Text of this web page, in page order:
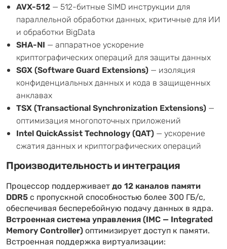
AVX-512 — 512-битные SIMD инструкции для
параллельной обработки данных, критичные для ИИ
и обработки BigData
SHA-NI — аппаратное ускорение
криптографических операций для защиты данных
SGX (Software Guard Extensions) — изоляция
конфиденциальных данных и кода в защищенных
анклавах
TSX (Transactional Synchronization Extensions) —
оптимизация многопоточных приложений
Intel QuickAssist Technology (QAT) — ускорение
сжатия данных и криптографических операций
Производительность и интеграция
Процессор поддерживаетдо 12 каналов памяти
DDR5с пропускной способностью более 300 ГБ/с,
обеспечивая бесперебойную подачу данных в ядра.
Встроенная система управления (IMC — Integrated
Memory Controller)оптимизирует доступ к памяти.
Встроенная поддержка виртуализации: